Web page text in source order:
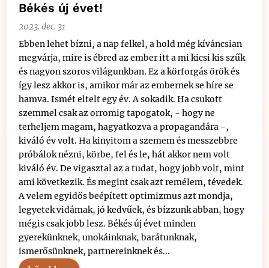
Békés új évet!
2023. dec. 31
Ebben lehet bízni, a nap felkel, a hold még kíváncsian
megvárja, mire is ébred az ember itt a mi kicsi kis szűk
és nagyon szoros világunkban. Ez a körforgás örök és
így lesz akkor is, amikor már az embernek se híre se
hamva. Ismét eltelt egy év. A sokadik. Ha csukott
szemmel csak az orromig tapogatok, - hogy ne
terheljem magam, hagyatkozva a propagandára -,
kiváló év volt. Ha kinyitom a szemem és messzebbre
próbálok nézni, körbe, fel és le, hát akkor nem volt
kiváló év. De vigasztal az a tudat, hogy jobb volt, mint
ami következik. És megint csak azt remélem, tévedek.
A velem egyidős beépített optimizmus azt mondja,
legyetek vidámak, jó kedvűek, és bízzunk abban, hogy
mégis csak jobb lesz. Békés új évet minden
gyerekünknek, unokáinknak, barátunknak,
ismerősünknek, partnereinknek és...